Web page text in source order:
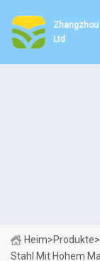
Zhangzhou
Ltd
Heim>Produkte>
Stahl Mit Hohem